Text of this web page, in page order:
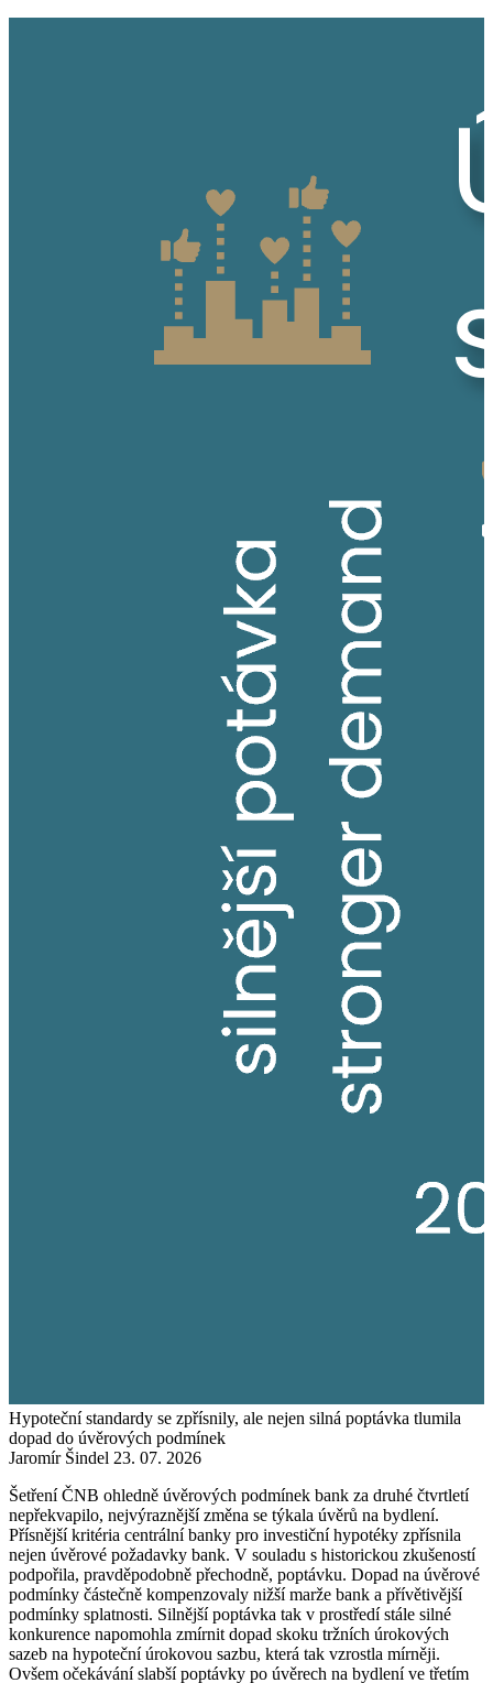
Hypoteční standardy se zpřísnily, ale nejen silná poptávka tlumila
dopad do úvěrových podmínek
Jaromír Šindel 23. 07. 2026
Šetření ČNB ohledně úvěrových podmínek bank za druhé čtvrtletí
nepřekvapilo, nejvýraznější změna se týkala úvěrů na bydlení.
Přísnější kritéria centrální banky pro investiční hypotéky zpřísnila
nejen úvěrové požadavky bank. V souladu s historickou zkušeností
podpořila, pravděpodobně přechodně, poptávku. Dopad na úvěrové
podmínky částečně kompenzovaly nižší marže bank a přívětivější
podmínky splatnosti. Silnější poptávka tak v prostředí stále silné
konkurence napomohla zmírnit dopad skoku tržních úrokových
sazeb na hypoteční úrokovou sazbu, která tak vzrostla mírněji.
Ovšem očekávání slabší poptávky po úvěrech na bydlení ve třetím